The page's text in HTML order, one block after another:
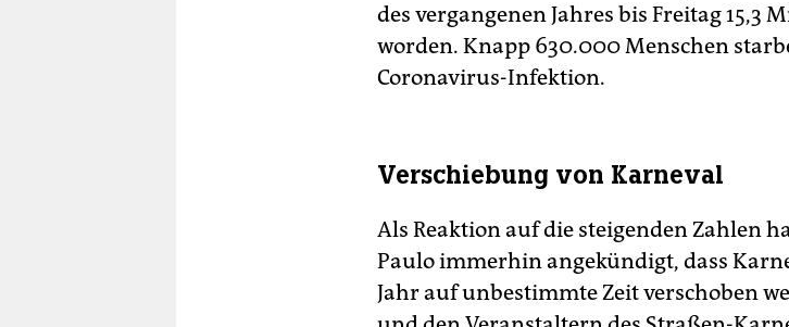
des vergangenen Jahres bis Freitag
worden. Knapp 630.000 Menschen
Coronavirus-Infektion.
Verschiebung von Karneval
Als Reaktion auf die steigenden Zahlen
Paulo immerhin angekündigt, dass
Jahr auf unbestimmte Zeit verschoben